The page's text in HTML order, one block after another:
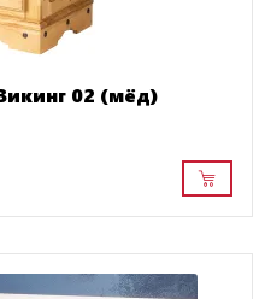
02 (мёд)